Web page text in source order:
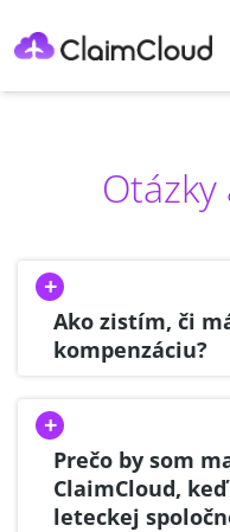
Ako zistím, či
kompenzáciu?
Prečo by som
ClaimCloud,
leteckej